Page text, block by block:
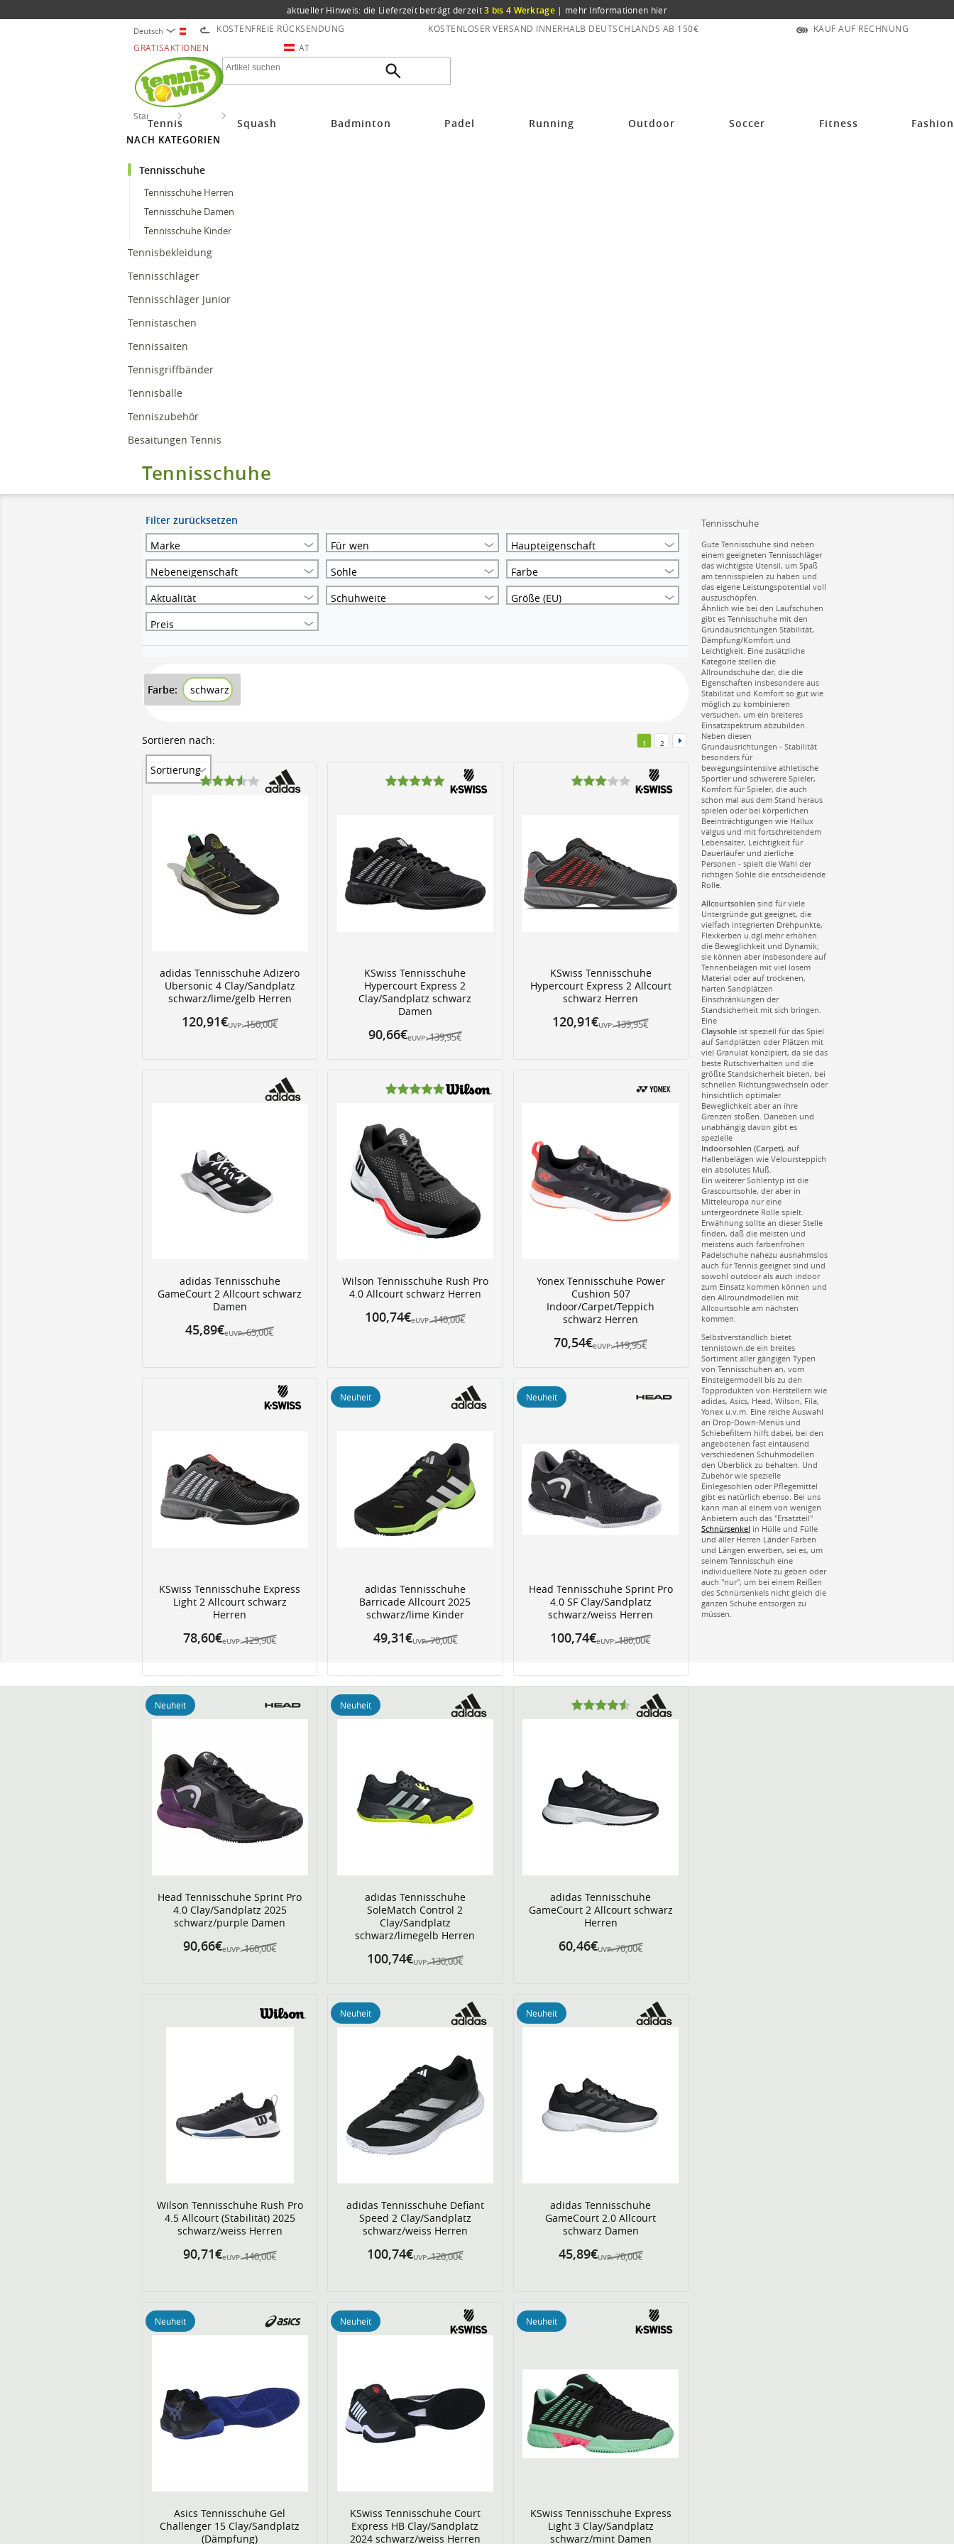
aktueller Hinweis: die Lieferzeit beträgt derzeit3 bis 4 Werktage | mehr Informationen hier
Deutsch KOSTENFREIE RÜCKSENDUNG KOSTENLOSER VERSAND INNERHALB DEUTSCHLANDS AB 150€
KAUF AUF RECHNUNG
GRATISAKTIONEN
AT
Tennis Squash Badminton Padel Running Outdoor Soccer Fitness Fashion
Startseite
NACH KATEGORIEN
Tennisschuhe
Tennisschuhe Herren
Tennisschuhe Damen
Tennisschuhe Kinder
Tennisbekleidung
Tennisschläger
Tennisschläger Junior
Tennistaschen
Tennissaiten
Tennisgriffbänder
Tennisbälle
Tenniszubehör
Besaitungen Tennis
Tennisschuhe
Filter zurücksetzen
Marke
Für wen
Haupteigenschaft
Nebeneigenschaft
Sohle
Farbe
Aktualität
Schuhweite
Größe (EU)
Preis
Farbe: schwarz
Sortieren nach:
Sortierung
1 2
adidas Tennisschuhe Adizero
Ubersonic 4 Clay/Sandplatz
schwarz/lime/gelb Herren
UVP: 150,00€
120,91€
KSwiss Tennisschuhe
Hypercourt Express 2
Clay/Sandplatz schwarz
Damen
eUVP: 139,95€
90,66€
KSwiss Tennisschuhe
Hypercourt Express 2 Allcourt
schwarz Herren
UVP: 139,95€
120,91€
adidas Tennisschuhe
GameCourt 2 Allcourt schwarz
Damen
eUVP: 65,00€
45,89€
Wilson Tennisschuhe Rush Pro
4.0 Allcourt schwarz Herren
eUVP: 140,00€
100,74€
Yonex Tennisschuhe Power
Cushion 507
Indoor/Carpet/Teppich
schwarz Herren
eUVP: 119,95€
70,54€
KSwiss Tennisschuhe Express
Light 2 Allcourt schwarz
Herren
eUVP: 129,90€
78,60€
adidas Tennisschuhe
Barricade Allcourt 2025
schwarz/lime Kinder
UVP: 70,00€
49,31€
Neuheit
Head Tennisschuhe Sprint Pro
4.0 SF Clay/Sandplatz
schwarz/weiss Herren
eUVP: 180,00€
100,74€
Neuheit
Head Tennisschuhe Sprint Pro
4.0 Clay/Sandplatz 2025
schwarz/purple Damen
eUVP: 160,00€
90,66€
Neuheit
adidas Tennisschuhe
SoleMatch Control 2
Clay/Sandplatz
schwarz/limegelb Herren
UVP: 130,00€
100,74€
Neuheit
adidas Tennisschuhe
GameCourt 2 Allcourt schwarz
Herren
UVP: 70,00€
60,46€
Wilson Tennisschuhe Rush Pro
4.5 Allcourt (Stabilität) 2025
schwarz/weiss Herren
eUVP: 140,00€
90,71€
adidas Tennisschuhe Defiant
Speed 2 Clay/Sandplatz
schwarz/weiss Herren
UVP: 120,00€
100,74€
Neuheit
adidas Tennisschuhe
GameCourt 2.0 Allcourt
schwarz Damen
UVP: 70,00€
45,89€
Neuheit
Asics Tennisschuhe Gel
Challenger 15 Clay/Sandplatz
(Dämpfung)
Neuheit
KSwiss Tennisschuhe Court
Express HB Clay/Sandplatz
2024 schwarz/weiss Herren
Neuheit
KSwiss Tennisschuhe Express
Light 3 Clay/Sandplatz
schwarz/mint Damen
Neuheit
Tennisschuhe
Gute Tennisschuhe sind neben
einem geeigneten Tennisschläger
das wichtigste Utensil, um Spaß
am tennisspielen zu haben und
das eigene Leistungspotential voll
auszuschöpfen.
Ähnlich wie bei den Laufschuhen
gibt es Tennisschuhe mit den
Grundausrichtungen Stabilität,
Dämpfung/Komfort und
Leichtigkeit. Eine zusätzliche
Kategorie stellen die
Allroundschuhe dar, die die
Eigenschaften insbesondere aus
Stabilität und Komfort so gut wie
möglich zu kombinieren
versuchen, um ein breiteres
Einsatzspektrum abzubilden.
Neben diesen
Grundausrichtungen - Stabilität
besonders für
bewegungsintensive athletische
Sportler und schwerere Spieler,
Komfort für Spieler, die auch
schon mal aus dem Stand heraus
spielen oder bei körperlichen
Beeinträchtigungen wie Hallux
valgus und mit fortschreitendem
Lebensalter, Leichtigkeit für
Dauerläufer und zierliche
Personen - spielt die Wahl der
richtigen Sohle die entscheidende
Rolle.
Allcourtsohlen sind für viele
Untergründe gut geeignet, die
vielfach integrierten Drehpunkte,
Flexkerben u.dgl.mehr erhöhen
die Beweglichkeit und Dynamik;
sie können aber insbesondere auf
Tennenbelägen mit viel losem
Material oder auf trockenen,
harten Sandplätzen
Einschränkungen der
Standsicherheit mit sich bringen.
Eine
Claysohle ist speziell für das Spiel
auf Sandplätzen oder Plätzen mit
viel Granulat konzipiert, da sie das
beste Rutschverhalten und die
größte Standsicherheit bieten, bei
schnellen Richtungswechseln oder
hinsichtlich optimaler
Beweglichkeit aber an ihre
Grenzen stoßen. Daneben und
unabhängig davon gibt es
spezielle
Indoorsohlen (Carpet), auf
Hallenbelägen wie Veloursteppich
ein absolutes Muß.
Ein weiterer Sohlentyp ist die
Grascourtsohle, der aber in
Mitteleuropa nur eine
untergeordnete Rolle spielt.
Erwähnung sollte an dieser Stelle
finden, daß die meisten und
meistens auch farbenfrohen
Padelschuhe nahezu ausnahmslos
auch für Tennis geeignet sind und
sowohl outdoor als auch indoor
zum Einsatz kommen können und
den Allroundmodellen mit
Allcourtsohle am nächsten
kommen.
Selbstverständlich bietet
tennistown.de ein breites
Sortiment aller gängigen Typen
von Tennisschuhen an, vom
Einsteigermodell bis zu den
Topprodukten von Herstellern wie
adidas, Asics, Head, Wilson, Fila,
Yonex u.v.m. Eine reiche Auswahl
an Drop-Down-Menüs und
Schiebefiltern hilft dabei, bei den
angebotenen fast eintausend
verschiedenen Schuhmodellen
den Überblick zu behalten. Und
Zubehör wie spezielle
Einlegesohlen oder Pflegemittel
gibt es natürlich ebenso. Bei uns
kann man al einem von wenigen
Anbietern auch das "Ersatzteil"
Schnürsenkel in Hülle und Fülle
und aller Herren Länder Farben
und Längen erwerben, sei es, um
seinem Tennisschuh eine
individuellere Note zu geben oder
auch "nur", um bei einem Reißen
des Schnürsenkels nicht gleich die
ganzen Schuhe entsorgen zu
müssen.